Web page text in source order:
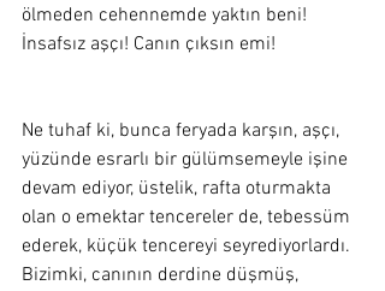
ölmeden cehennemde yaktın beni!
İnsafsız aşçı! Canın çıksın emi!
Ne tuhaf ki, bunca feryada karşın, aşçı,
yüzünde esrarlı bir gülümsemeyle işine
devam ediyor, üstelik, rafta oturmakta
olan o emektar tencereler de, tebessüm
ederek, küçük tencereyi seyrediyorlardı.
Bizimki, canının derdine düşmüş,